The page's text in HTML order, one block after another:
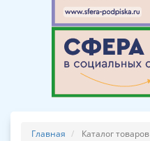
Главная Каталог товаров